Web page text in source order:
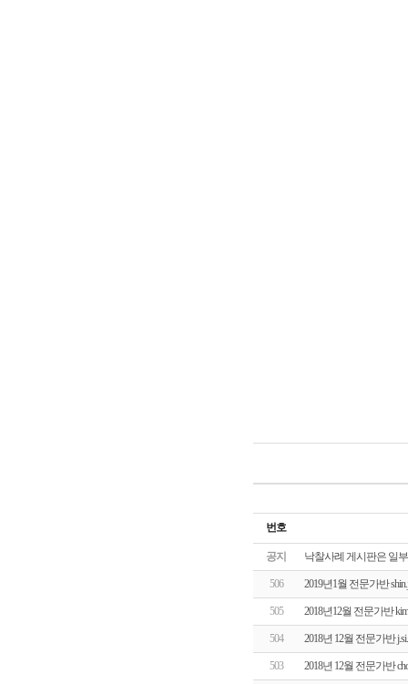
번호
공지 낙찰사례 게시판은 일
506 2019년1월 전문가반
505 2018년12월 전문가반
504 2018년 12월 전문가반
503 2018년 12월 전문가반